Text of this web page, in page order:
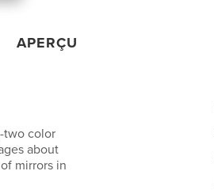
APERÇU
two color
about
mirrors in